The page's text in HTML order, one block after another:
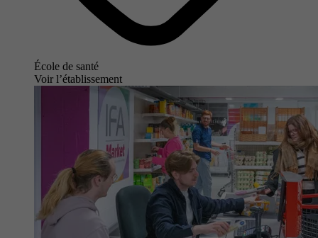
École de santé
Voir l’établissement